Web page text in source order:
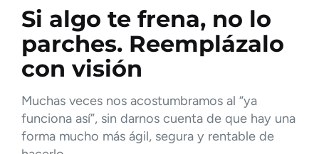
Si algo te frena, no lo
parches. Reemplázalo
con visión
Muchas veces nos acostumbramos al “ya
funciona así”, sin darnos cuenta de que hay una
forma mucho más ágil, segura y rentable de